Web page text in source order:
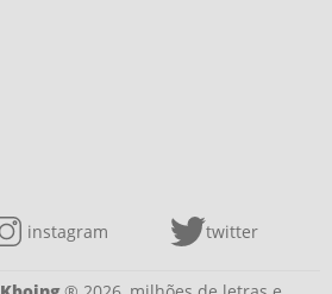
instagram twitter